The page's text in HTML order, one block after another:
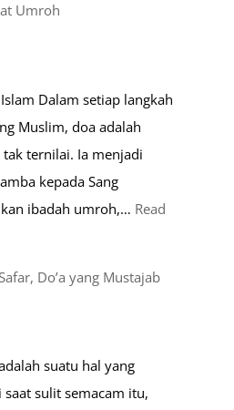
Paket
Umroh
Dengan
Kereta
Cepat
Umroh
Dalam setiap langkah
Muslim, doa adalah
ternilai. Ia menjadi
kepada Sang
ibadah umroh,… Read
Do’a yang Mustajab
suatu hal yang
sulit semacam itu,